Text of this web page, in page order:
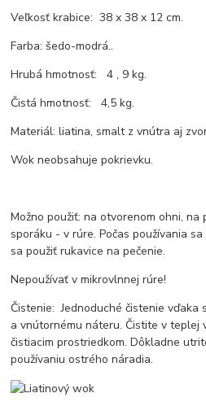
Veľkosť krabice: 38 x 38 x 12 cm.
Farba: šedo-modrá..
Hrubá hmotnosť: 4 , 9 kg.
Čistá hmotnosť: 4,5 kg.
Materiál: liatina, smalt z vnútra aj
Wok neobsahuje pokrievku.
Možno použiť: na otvorenom ohni,
sporáku - v rúre. Počas používania
sa použiť rukavice na pečenie.
Nepoužívať v mikrovlnnej rúre!
Čistenie: Jednoduché čistenie vďaka
a vnútornému náteru. Čistite v teplej
čistiacim prostriedkom. Dôkladne
používaniu ostrého náradia.